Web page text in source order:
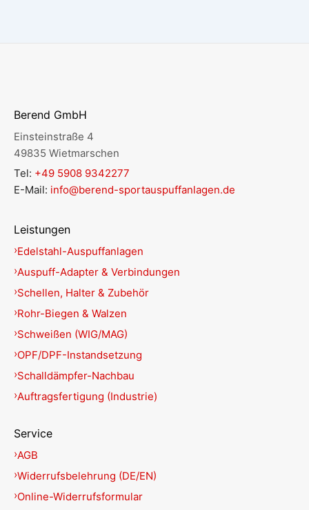
Berend GmbH
Einsteinstraße 4
49835 Wietmarschen
Tel: +49 5908 9342277
E-Mail: info@berend-sportauspuffanlagen.de
Leistungen
Edelstahl-Auspuffanlagen
Auspuff-Adapter & Verbindungen
Schellen, Halter & Zubehör
Rohr-Biegen & Walzen
Schweißen (WIG/MAG)
OPF/DPF-Instandsetzung
Schalldämpfer-Nachbau
Auftragsfertigung (Industrie)
Service
AGB
Widerrufsbelehrung (DE/EN)
Online-Widerrufsformular